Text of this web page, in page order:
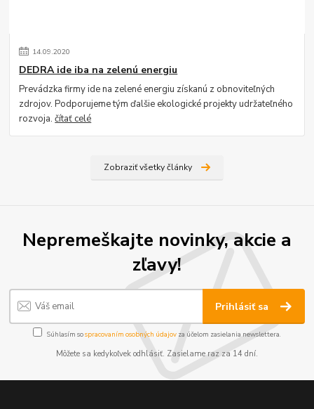
14.09.2020
DEDRA ide iba na zelenú energiu
Prevádzka firmy ide na zelené energiu získanú z obnoviteľných
zdrojov. Podporujeme tým ďalšie ekologické projekty udržateľného
rozvoja.čítať celé
Zobraziť všetky články
Nepremeškajte novinky, akcie a
zľavy!
Prihlásiť sa
Súhlasím sospracovaním osobných údajov za účelom zasielania newslettera.
Môžete sa kedykoľvek odhlásiť. Zasielame raz za 14 dní.